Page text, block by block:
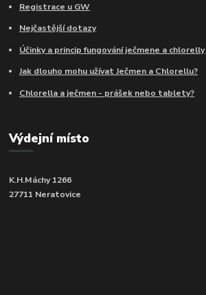
Registrace u GW
Nejčastější dotazy
Účinky a princip fungování ječmene a chlorelly
Jak dlouho mohu užívat Ječmen a Chlorellu?
Chlorella a ječmen - prášek nebo tablety?
Výdejní místo
K.H.Máchy 1266
27711 Neratovice